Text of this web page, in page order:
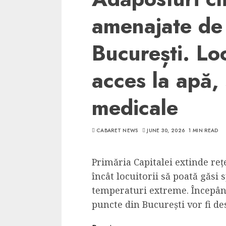
amenajate
București.
acces la
medicale
CABARET NEWS JUNE 30, 2026 1 MIN READ
Primăria Capitalei extinde
încât locuitorii să poată găsi
temperaturi extreme.
puncte din București vor fi